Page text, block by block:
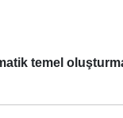
temel